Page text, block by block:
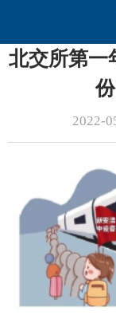
北交所第一
2022-